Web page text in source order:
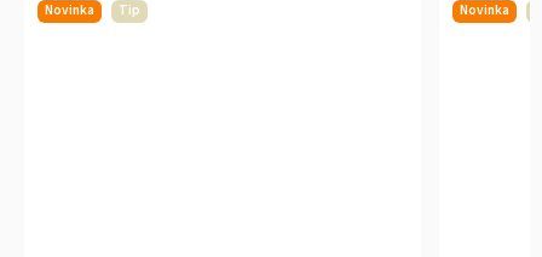
Novinka Tip Novinka